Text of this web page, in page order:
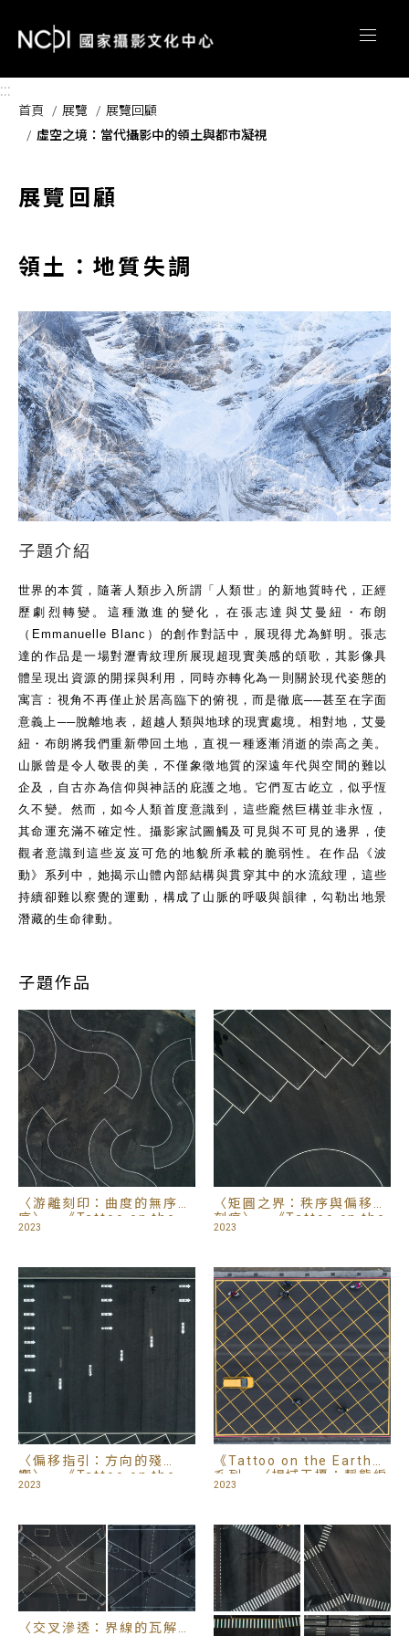
:::
首頁 展覽
展覽回顧
虛空之境：當代攝影中的領土與都市凝視
展覽回顧
領土：地質失調
世界的本質，隨著人類步入所謂「人類世」的新地質時代，正經
歷劇烈轉變。這種激進的變化，在張志達與艾曼紐・布朗
（Emmanuelle Blanc）的創作對話中，展現得尤為鮮明。張志
達的作品是一場對瀝青紋理所展現超現實美感的頌歌，其影像具
體呈現出資源的開採與利用，同時亦轉化為一則關於現代姿態的
寓言：視角不再僅止於居高臨下的俯視，而是徹底──甚至在字面
意義上──脫離地表，超越人類與地球的現實處境。相對地，艾曼
紐・布朗將我們重新帶回土地，直視一種逐漸消逝的崇高之美。
山脈曾是令人敬畏的美，不僅象徵地質的深遠年代與空間的難以
企及，自古亦為信仰與神話的庇護之地。它們亙古屹立，似乎恆
久不變。然而，如今人類首度意識到，這些龐然巨構並非永恆，
其命運充滿不確定性。攝影家試圖觸及可見與不可見的邊界，使
觀者意識到這些岌岌可危的地貌所承載的脆弱性。在作品《波
動》系列中，她揭示山體內部結構與貫穿其中的水流紋理，這些
持續卻難以察覺的運動，構成了山脈的呼吸與韻律，勾勒出地景
潛藏的生命律動。
子題作品
〈游離刻印：曲度的無序秩
序〉，《Tattoo on the
Earth》系列
2023
〈矩圓之界：秩序與偏移的
刻痕〉，《Tattoo on the
Earth》系列
2023
〈偏移指引：方向的殘
響〉，《Tattoo on the
Earth》系列
2023
《Tattoo on the Earth》
系列，〈場域干擾：靜態編
碼的崩解點
2023
〈交叉滲透：界線的瓦解與